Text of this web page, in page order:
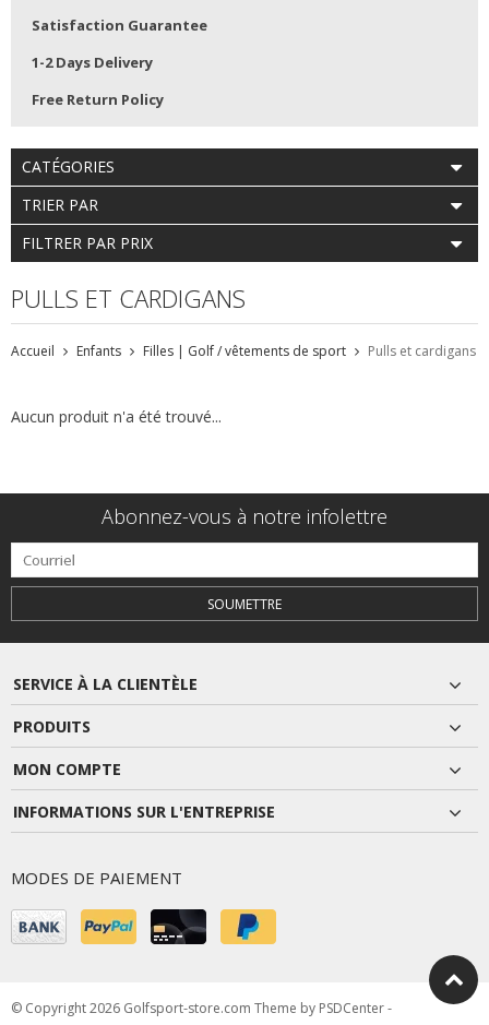
Satisfaction Guarantee
1-2 Days Delivery
Free Return Policy
CATÉGORIES
TRIER PAR
FILTRER PAR PRIX
PULLS ET CARDIGANS
Accueil Enfants Filles | Golf / vêtements de sport Pulls et cardigans
Aucun produit n'a été trouvé...
Abonnez-vous à notre infolettre
SOUMETTRE
SERVICE À LA CLIENTÈLE
PRODUITS
MON COMPTE
INFORMATIONS SUR L'ENTREPRISE
MODES DE PAIEMENT
© Copyright 2026 Golfsport-store.com Theme by PSDCenter-